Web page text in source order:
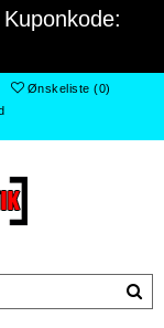
Ønskeliste (0)